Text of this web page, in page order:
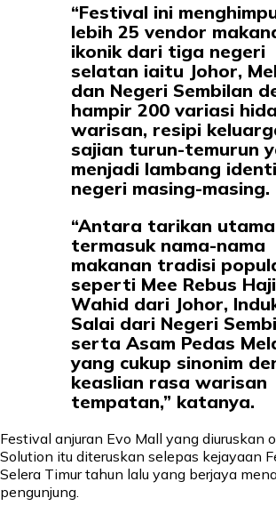
“Festival ini
lebih 25 vendor
ikonik dari tiga negeri
selatan iaitu Johor,
dan Negeri Sembilan
hampir 200 variasi
warisan, resipi
sajian turun-temurun
menjadi lambang
negeri masing-masing.
“Antara tarikan utama
termasuk nama-nama
makanan tradisi
seperti Mee Rebus Haji
Wahid dari Johor,
Salai dari Negeri
serta Asam Pedas
yang cukup sinonim
keaslian rasa warisan
tempatan,” katanya.
Festival anjuran Evo Mall yang diuruskan
Solution itu diteruskan selepas kejayaan
Selera Timur tahun lalu yang berjaya
pengunjung.